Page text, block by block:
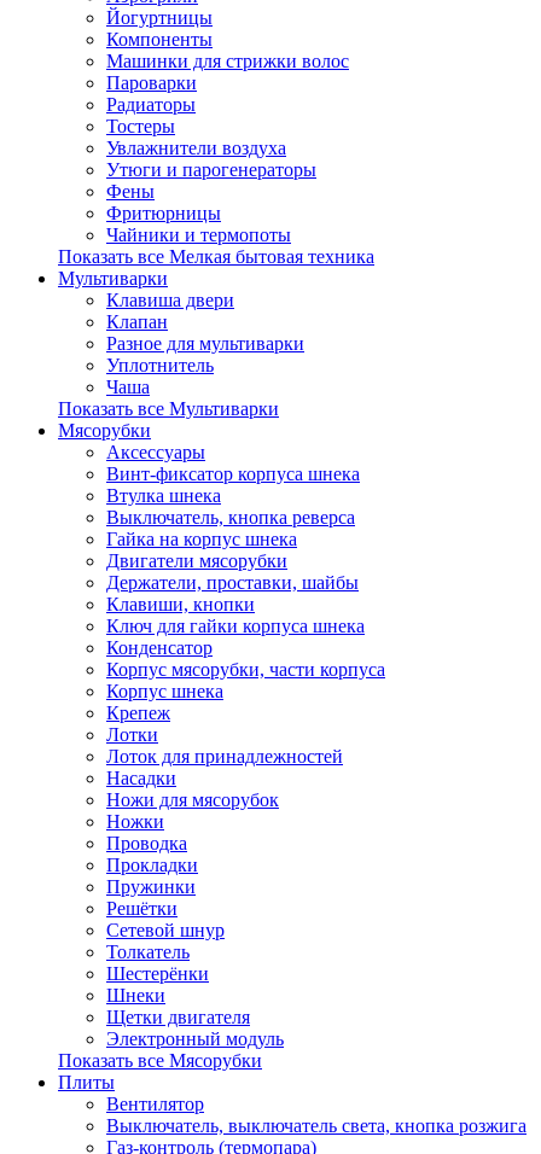
Йогуртницы
Компоненты
Машинки для стрижки волос
Пароварки
Радиаторы
Тостеры
Увлажнители воздуха
Утюги и парогенераторы
Фены
Фритюрницы
Чайники и термопоты
Показать все Мелкая бытовая техника
Мультиварки
Клавиша двери
Клапан
Разное для мультиварки
Уплотнитель
Чаша
Показать все Мультиварки
Мясорубки
Аксессуары
Винт-фиксатор корпуса шнека
Втулка шнека
Выключатель, кнопка реверса
Гайка на корпус шнека
Двигатели мясорубки
Держатели, проставки, шайбы
Клавиши, кнопки
Ключ для гайки корпуса шнека
Конденсатор
Корпус мясорубки, части корпуса
Корпус шнека
Крепеж
Лотки
Лоток для принадлежностей
Насадки
Ножи для мясорубок
Ножки
Проводка
Прокладки
Пружинки
Решётки
Сетевой шнур
Толкатель
Шестерёнки
Шнеки
Щетки двигателя
Электронный модуль
Показать все Мясорубки
Плиты
Вентилятор
Выключатель, выключатель света, кнопка розжига
Газ-контроль (термопара)